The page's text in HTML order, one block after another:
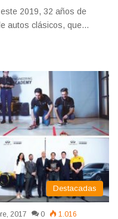
2019, 32 años de
autos clásicos, que…
Destacadas
2017 0 1.016